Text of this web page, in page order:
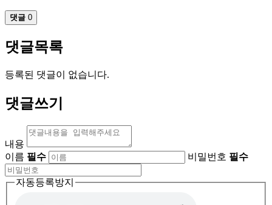
댓글 0
댓글목록
등록된 댓글이 없습니다.
댓글쓰기
내용
이름 필수 비밀번호 필수
자동등록방지